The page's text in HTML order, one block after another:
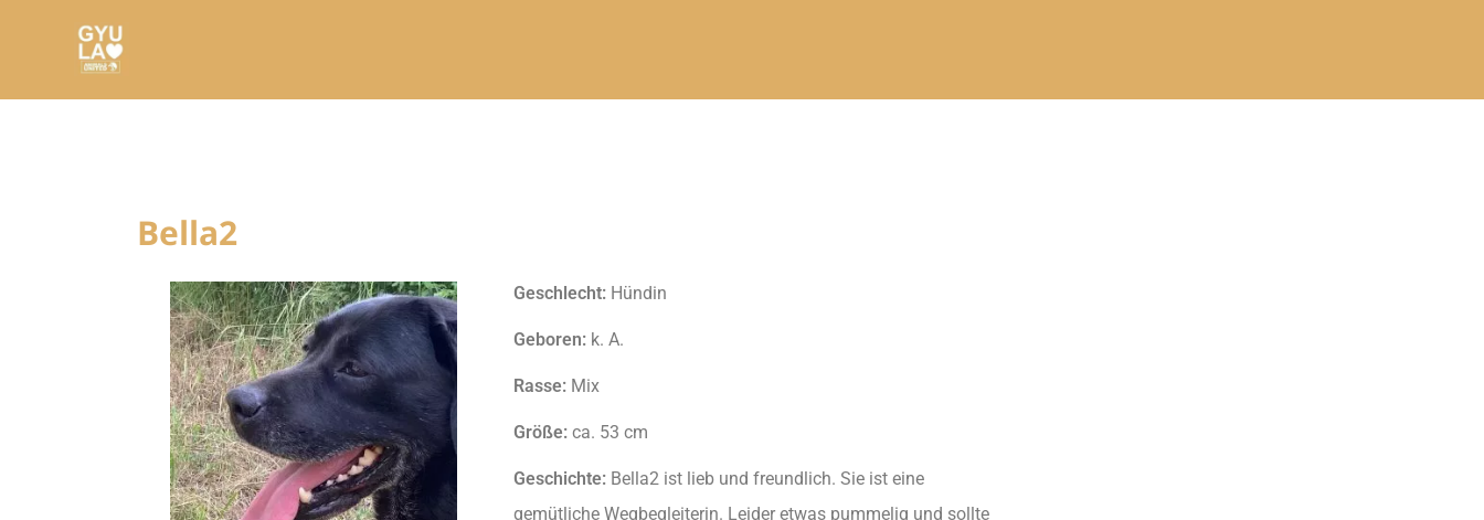
Bella2
Geschlecht:Hündin
Geboren:k. A.
Rasse:Mix
Größe:ca. 53 cm
Geschichte:Bella2 ist lieb und freundlich. Sie ist eine
gemütliche Wegbegleiterin. Leider etwas pummelig und sollte